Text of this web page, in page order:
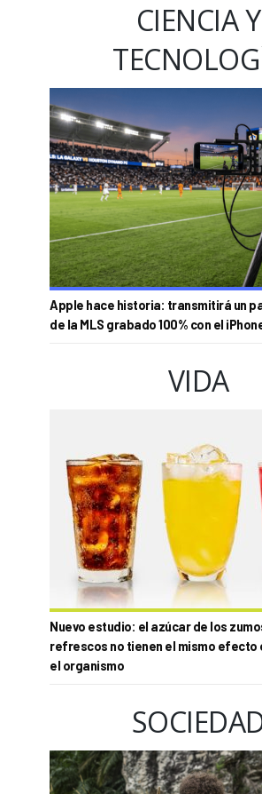
CIENCIA Y
Apple hace historia: transmitirá un
de la MLS grabado 100% con el
VIDA
Nuevo estudio: el azúcar de los
refrescos no tienen el mismo efecto
el organismo